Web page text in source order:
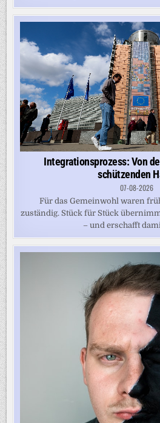
Integrationsprozess: Von
schützenden
07-08-2026
Für das Gemeinwohl waren
zuständig. Stück für Stück
– und erschafft